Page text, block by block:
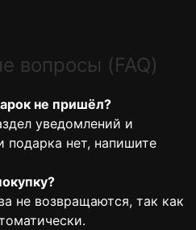
вопросы (FAQ)
не пришёл?
уведомлений и
подарка нет, напишите
не возвращаются, так как